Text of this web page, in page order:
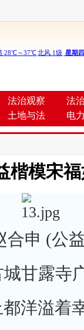
法治观察
法
土地与法 电
楷模宋
申 (公益
甘露寺
洋溢着